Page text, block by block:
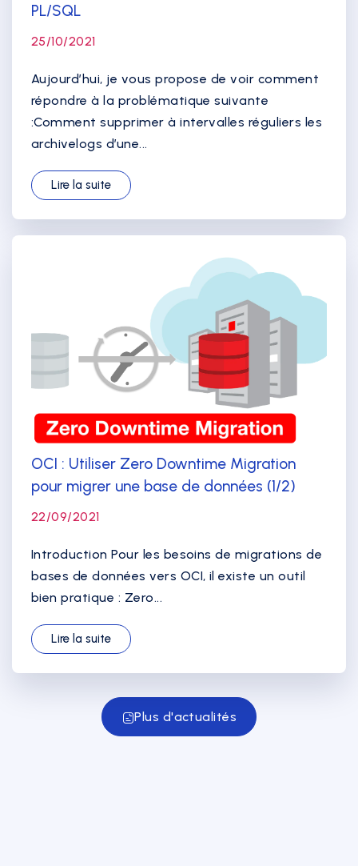
PL/SQL
25/10/2021
Aujourd’hui, je vous propose de voir comment
répondre à la problématique suivante
:Comment supprimer à intervalles réguliers les
archivelogs d’une...
Lire la suite
OCI : Utiliser Zero Downtime Migration
pour migrer une base de données (1/2)
22/09/2021
Introduction Pour les besoins de migrations de
bases de données vers OCI, il existe un outil
bien pratique : Zero...
Lire la suite
Plus d'actualités